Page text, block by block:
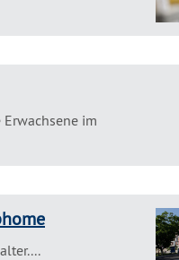
im